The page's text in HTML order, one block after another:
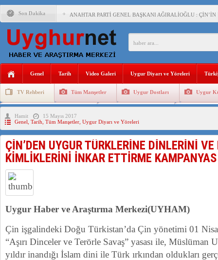
Son Dakika ANAHTAR PARTİ GENEL BAŞKANI AĞIRALİOĞLU :
ÇİN’İN DOĞU TÜRKİSTAN’DAKİ UYGULAMALARI
150 YILDIR KAYNAYAN YARAMIZ : ÇİN İŞGALİNDEKİ
ÇİN’İN UYGUR POLİTİKALARINI ÖVEN DİYANET
ÇİN’İN ANKARA BÜYÜKELÇİSİ JİANG’İN TRABZON
İŞGALCİ ÇİN’DEN “FETİHLER SULTANI
SAADET PARTİSİ İLÇE BAŞKANI : TEMMUZ AYI,DOĞU
Genel Tarih Video Galeri Uygur Diyarı ve Yöreleri
TV Rehberi Tüm Manşetler Uygur Dostları Uygur
Uygurlarda Düğün ve Cenaze
Hamit
15 Mayıs 2017
Genel Tarih Tüm Manşetler Uygur Diyarı ve Yöreleri
ÇİN’DEN UYGUR TÜRKLERİNE DİNLERİNİ
KİMLİKLERİNİ İNKAR ETTİRME
Uygur Haber ve Araştırma Merkezi(UYHAM)
Çin işgalindeki Doğu Türkistan’da Çin yönetimi 01
“Aşırı Dinceler ve Terörle Savaş” yasası ile,
yıldır inandığı İslam dini ile Türk ırkından oldukları